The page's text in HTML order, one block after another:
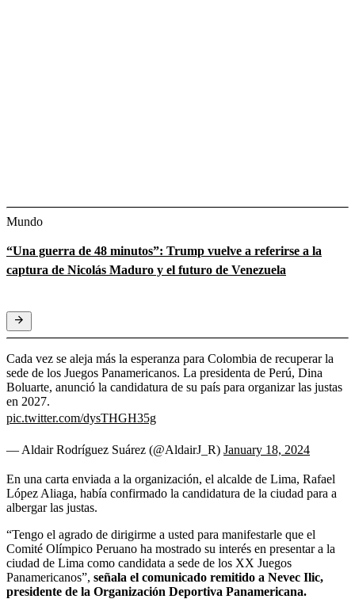
Mundo
“Una guerra de 48 minutos”: Trump vuelve a referirse a la
captura de Nicolás Maduro y el futuro de Venezuela
Cada vez se aleja más la esperanza para Colombia de recuperar la
sede de los Juegos Panamericanos. La presidenta de Perú, Dina
Boluarte, anunció la candidatura de su país para organizar las justas
en 2027.
pic.twitter.com/dysTHGH35g
— Aldair Rodríguez Suárez (@AldairJ_R) January 18, 2024
En una carta enviada a la organización, el alcalde de Lima, Rafael
López Aliaga, había confirmado la candidatura de la ciudad para a
albergar las justas.
“Tengo el agrado de dirigirme a usted para manifestarle que el
Comité Olímpico Peruano ha mostrado su interés en presentar a la
ciudad de Lima como candidata a sede de los XX Juegos
Panamericanos”, señala el comunicado remitido a Nevec Ilic,
presidente de la Organización Deportiva Panamericana.